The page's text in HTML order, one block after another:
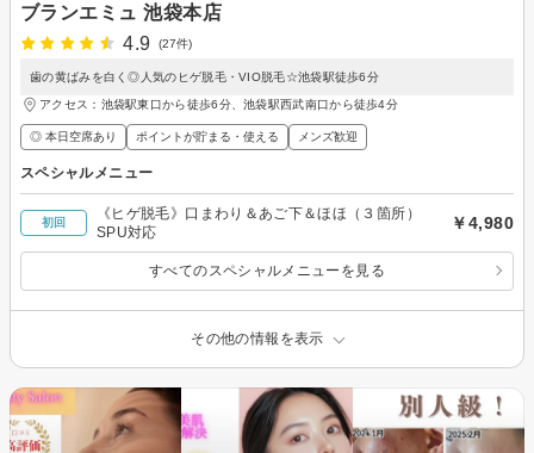
ブランエミュ 池袋本店
4.9
(27件)
歯の黄ばみを白く◎人気のヒゲ脱毛・VIO脱毛☆池袋駅徒歩6分
アクセス：池袋駅東口から徒歩6分、池袋駅西武南口から徒歩4分
◎ 本日空席あり ポイントが貯まる・使える メンズ歓迎
スペシャルメニュー
初回
《ヒゲ脱毛》口まわり＆あご下＆ほほ（３箇所）
SPU対応
￥4,980
すべてのスペシャルメニューを見る
その他の情報を表示